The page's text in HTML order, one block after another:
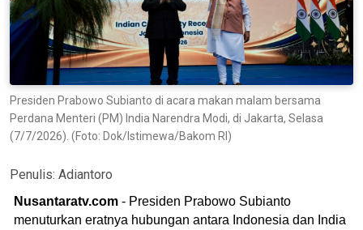
Presiden Prabowo Subianto di acara makan malam bersama
Perdana Menteri (PM) India Narendra Modi, di Jakarta, Selasa
(7/7/2026). (Foto: Dok/Istimewa/Bakom RI)
Penulis: Adiantoro
Nusantaratv.com - Presiden Prabowo Subianto
menuturkan eratnya hubungan antara Indonesia dan India